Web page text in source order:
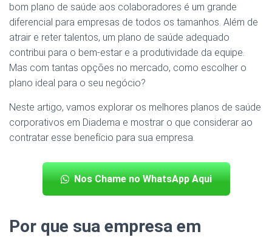
bom plano de saúde aos colaboradores é um grande
diferencial para empresas de todos os tamanhos. Além de
atrair e reter talentos, um plano de saúde adequado
contribui para o bem-estar e a produtividade da equipe.
Mas com tantas opções no mercado, como escolher o
plano ideal para o seu negócio?
Neste artigo, vamos explorar os melhores planos de saúde
corporativos em Diadema e mostrar o que considerar ao
contratar esse benefício para sua empresa.
Nos Chame no WhatsApp Aqui
Por que sua empresa em